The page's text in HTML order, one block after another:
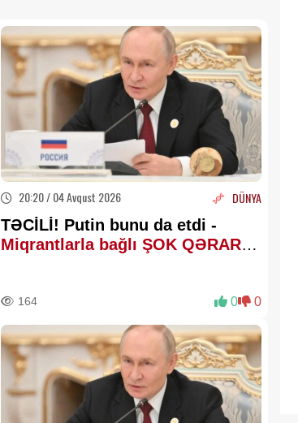
20:20 / 04 Avqust 2026 DÜNYA
TƏCİLİ! Putin bunu da etdi -
Miqrantlarla bağlı ŞOK QƏRAR
164 0 0